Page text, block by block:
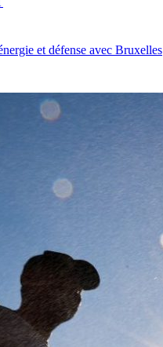
et défense avec Bruxelles